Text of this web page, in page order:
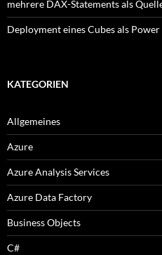
mehrere DAX-Statements als
Deployment eines Cubes als
KATEGORIEN
Allgemeines
Azure
Azure Analysis Services
Azure Data Factory
Business Objects
C#